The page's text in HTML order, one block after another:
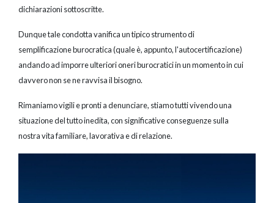
dichiarazioni sottoscritte.
Dunque tale condotta vanifica un tipico strumento di
semplificazione burocratica (quale è, appunto, l'autocertificazione)
andando ad imporre ulteriori oneri burocratici in un momento in cui
davvero non se ne ravvisa il bisogno.
Rimaniamo vigili e pronti a denunciare, stiamo tutti vivendo una
situazione del tutto inedita, con significative conseguenze sulla
nostra vita familiare, lavorativa e di relazione.